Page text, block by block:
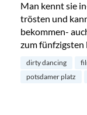
Man kennt sie
trösten und
bekommen-
zum
dirty dancing
potsdamer platz